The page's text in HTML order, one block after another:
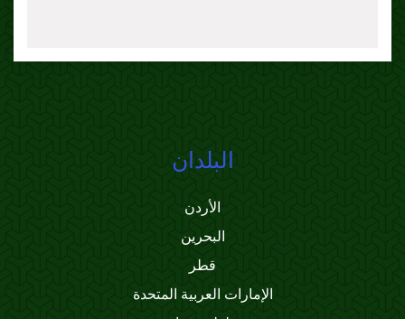
البلدان
الأردن
البحرين
قطر
الإمارات العربية المتحدة